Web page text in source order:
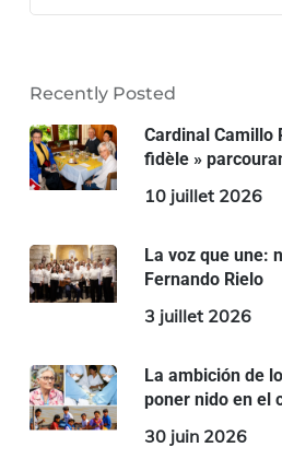
Recently Posted
Cardinal Camillo
fidèle »
10 juillet 2026
La voz que une:
Fernando Rielo
3 juillet 2026
La ambición de
poner nido en el
30 juin 2026